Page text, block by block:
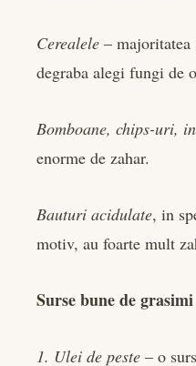
Cerealele –
degraba alegi fungi de
Bomboane, chips-uri,
enorme de zahar.
Bauturi acidulate, in
motiv, au foarte mult
Surse bune de grasimi
1. Ulei de peste – o